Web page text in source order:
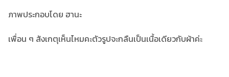
ภาพประกอบโดย ฮานะ
เพื่อน ๆ สังเกตุเห็นไหมคะตัวรูปจะกลืนเป็นเนื้อเดียวกับผ้าค่ะ